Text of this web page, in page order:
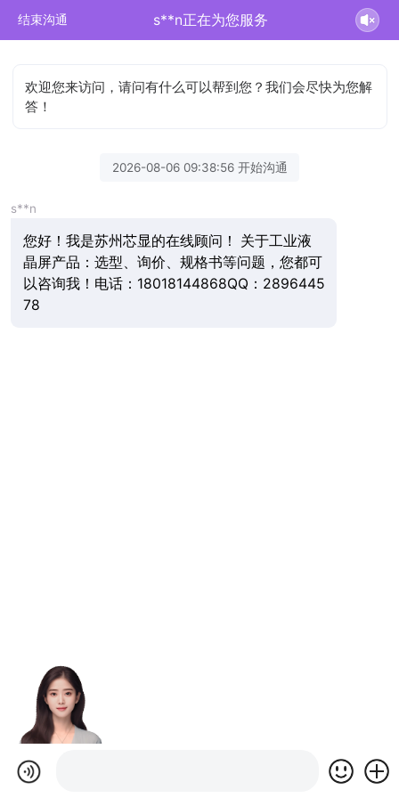
结束沟通 s**n正在为您服务
欢迎您来访问，请问有什么可以帮到您？我们会尽快为您解
答！
2026-08-06 09:38:56 开始沟通
s**n
您好！我是苏州芯显的在线顾问！ 关于工业液
晶屏产品：选型、询价、规格书等问题，您都可
以咨询我！电话：18018144868QQ：2896445
78